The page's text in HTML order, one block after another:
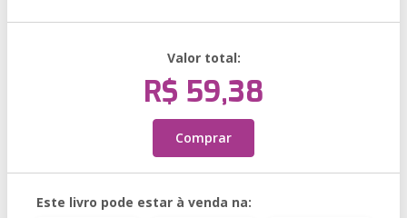
Valor total:
R$ 59,38
Comprar
Este livro pode estar à venda na: